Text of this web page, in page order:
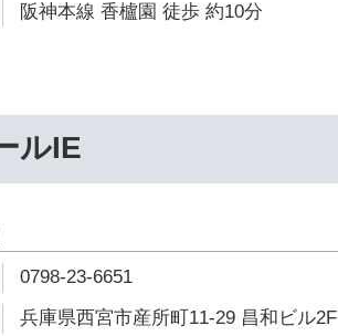
阪神本線 香櫨園 徒歩 約10分
ルIE
0798-23-6651
兵庫県西宮市産所町11-29 昌和ビル2F